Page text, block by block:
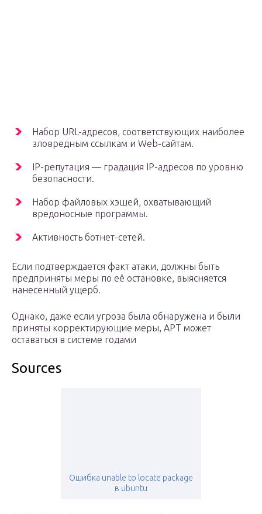
Набор URL-адресов, соответствующих наиболее
зловредным ссылкам и Web-сайтам.
IP-репутация — градация IP-адресов по уровню
безопасности.
Набор файловых хэшей, охватывающий
вредоносные программы.
Активность ботнет-сетей.
Если подтверждается факт атаки, должны быть
предприняты меры по её остановке, выясняется
нанесенный ущерб.
Однако, даже если угроза была обнаружена и были
приняты корректирующие меры, APT может
оставаться в системе годами
Sources
Ошибка unable to locate package
в ubuntu